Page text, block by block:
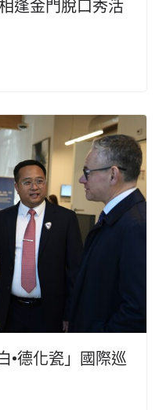
逢金門脫口秀活
•德化瓷」國際巡